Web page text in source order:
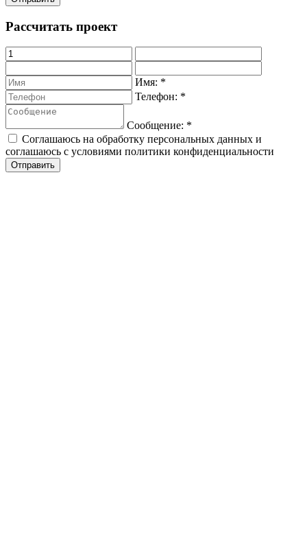
Рассчитать проект
Имя: *
Телефон: *
Сообщение: *
Соглашаюсь на обработку персональных данных и
соглашаюсь с условиями политики конфиденциальности